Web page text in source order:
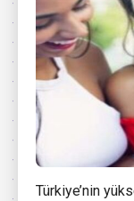
Türkiye’nin